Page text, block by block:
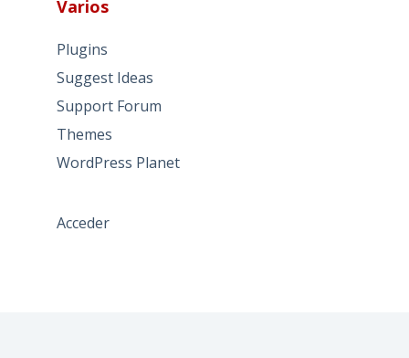
Varios
Plugins
Suggest Ideas
Support Forum
Themes
WordPress Planet
Acceder